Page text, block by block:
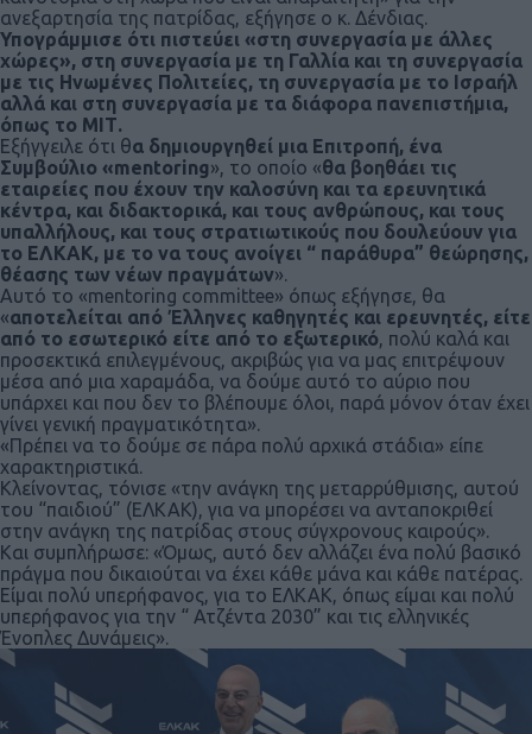
ανεξαρτησία της πατρίδας, εξήγησε ο κ. Δένδιας.
Υπογράμμισε ότι πιστεύει «στη συνεργασία με άλλες
χώρες», στη συνεργασία με τη Γαλλία και τη συνεργασία
με τις Ηνωμένες Πολιτείες, τη συνεργασία με το Ισραήλ
αλλά και στη συνεργασία με τα διάφορα πανεπιστήμια,
όπως το ΜΙΤ.
Εξήγγειλε ότι θα δημιουργηθεί μια Επιτροπή, ένα
Συμβούλιο «mentoring», το οποίο «θα βοηθάει τις
εταιρείες που έχουν την καλοσύνη και τα ερευνητικά
κέντρα, και διδακτορικά, και τους ανθρώπους, και τους
υπαλλήλους, και τους στρατιωτικούς που δουλεύουν για
το ΕΛΚΑΚ, με το να τους ανοίγει “ παράθυρα” θεώρησης,
θέασης των νέων πραγμάτων».
Αυτό το «mentoring committee» όπως εξήγησε, θα
«αποτελείται από Έλληνες καθηγητές και ερευνητές, είτε
από το εσωτερικό είτε από το εξωτερικό, πολύ καλά και
προσεκτικά επιλεγμένους, ακριβώς για να μας επιτρέψουν
μέσα από μια χαραμάδα, να δούμε αυτό το αύριο που
υπάρχει και που δεν το βλέπουμε όλοι, παρά μόνον όταν έχει
γίνει γενική πραγματικότητα».
«Πρέπει να το δούμε σε πάρα πολύ αρχικά στάδια» είπε
χαρακτηριστικά.
Κλείνοντας, τόνισε «την ανάγκη της μεταρρύθμισης, αυτού
του “παιδιού” (ΕΛΚΑΚ), για να μπορέσει να ανταποκριθεί
στην ανάγκη της πατρίδας στους σύγχρονους καιρούς».
Και συμπλήρωσε: «Όμως, αυτό δεν αλλάζει ένα πολύ βασικό
πράγμα που δικαιούται να έχει κάθε μάνα και κάθε πατέρας.
Είμαι πολύ υπερήφανος, για το ΕΛΚΑΚ, όπως είμαι και πολύ
υπερήφανος για την “ Ατζέντα 2030” και τις ελληνικές
Ένοπλες Δυνάμεις».